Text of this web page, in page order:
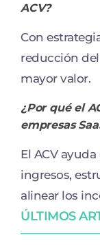
ÚLTIMOS
ACV?
Con
reducción
mayor valor.
¿Por qué el
empresas
El ACV
ingresos,
alinear los